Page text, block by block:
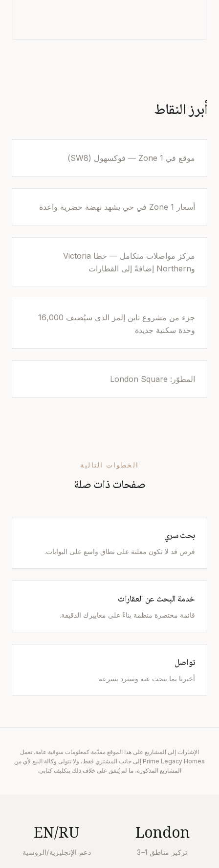
أبرز النقاط
موقع في Zone 1 — فوكسهول (SW8)
أسعار Zone 1 في حي يشهد نهضة حضرية واعدة
مركز مواصلات متكامل — خطا Victoria
وNorthern إضافةً إلى القطارات
جزء من مشروع ناين إلمز الذي سيُضيف 16,000
وحدة سكنية جديدة
المطوّر: London Square
الخطوات التالية
صفحات ذات صلة
بحث سري
فرص قد لا تكون معلنة على نطاق واسع على البوابات.
خدمة البحث عن العقارات
قائمة مختصرة منظمة بناءً على معاييرك الدقيقة.
تواصل
أخبرنا بما تبحث عنه وسنرد بسرعة.
الإشارات إلى المشاريع على هذا الموقع مقدّمة كمعلومات سوقية عامة. تعمل
Prime Legacy Homes إلى جانب المشتري فقط، ولا تتولى وكالة البيع لأي من
المشاريع المذكورة، ما لم يُتفق على خلاف ذلك بتكليف كتابي.
London
تركيز مناطق 1–3
EN/RU
دعم الإنجليزية/الروسية